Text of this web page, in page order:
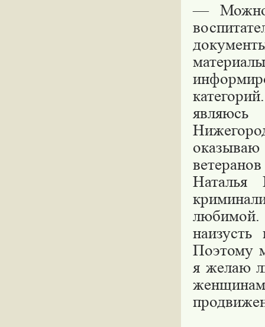
— Можно
оказываю
Поэтому
я желаю
женщинам